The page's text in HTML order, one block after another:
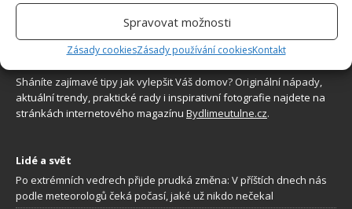
Spravovat možnosti
Zásady cookiesZásady používání cookiesKontakt
Sháníte zajímavé tipy jak vylepšit Váš domov? Originální nápady,
aktuální trendy, praktické rady i inspirativní fotografie najdete na
stránkách internetového magazínu Bydlimeutulne.cz.
Lidé a svět
Po extrémních vedrech přijde prudká změna: V příštích dnech nás
podle meteorologů čeká počasí, jaké už nikdo nečekal